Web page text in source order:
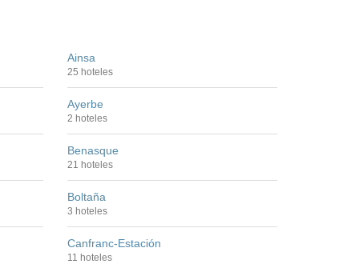
Ainsa
25 hoteles
Ayerbe
2 hoteles
Benasque
21 hoteles
Boltaña
3 hoteles
Canfranc-Estación
11 hoteles